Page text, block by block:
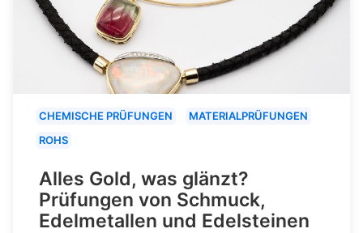
CHEMISCHE PRÜFUNGEN
MATERIALPRÜFUNGEN
ROHS
Alles Gold, was glänzt?
Prüfungen von Schmuck,
Edelmetallen und Edelsteinen